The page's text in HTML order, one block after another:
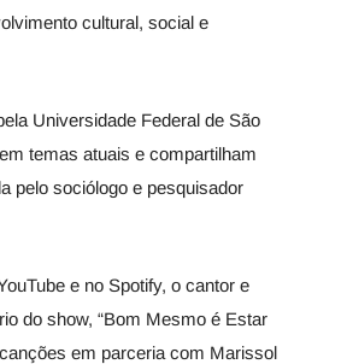
cultural, social e
Universidade Federal de São
temas atuais e compartilham
pelo sociólogo e pesquisador
e no Spotify, o cantor e
do show, “Bom Mesmo é Estar
em parceria com Marissol